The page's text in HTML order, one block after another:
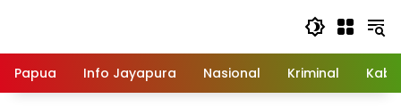
Papua
Info Jayapura Nasional Kriminal